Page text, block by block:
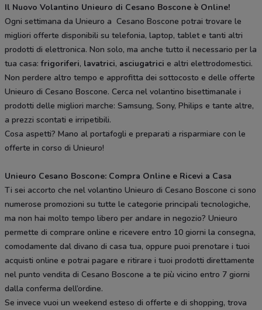
Il Nuovo Volantino Unieuro di Cesano Boscone è Online!
Ogni settimana da Unieuro a Cesano Boscone potrai trovare le
migliori offerte disponibili su telefonia, laptop, tablet e tanti altri
prodotti di elettronica. Non solo, ma anche tutto il necessario per la
tua casa:frigoriferi, lavatrici, asciugatrici e altri elettrodomestici.
Non perdere altro tempo e approfitta dei sottocosto e delle offerte
Unieuro di Cesano Boscone. Cerca nel volantino bisettimanale i
prodotti delle migliori marche: Samsung, Sony, Philips e tante altre,
a prezzi scontati e irripetibili.
Cosa aspetti? Mano al portafogli e preparati a risparmiare con le
offerte in corso di Unieuro!
Unieuro Cesano Boscone: Compra Online e Ricevi a Casa
Ti sei accorto che nel volantino Unieuro di Cesano Boscone ci sono
numerose promozioni su tutte le categorie principali tecnologiche,
ma non hai molto tempo libero per andare in negozio? Unieuro
permette di comprare online e ricevere entro 10 giorni la consegna,
comodamente dal divano di casa tua, oppure puoi prenotare i tuoi
acquisti online e potrai pagare e ritirare i tuoi prodotti direttamente
nel punto vendita di Cesano Boscone a te più vicino entro 7 giorni
dalla conferma dell’ordine.
Se invece vuoi un weekend esteso di offerte e di shopping, trova